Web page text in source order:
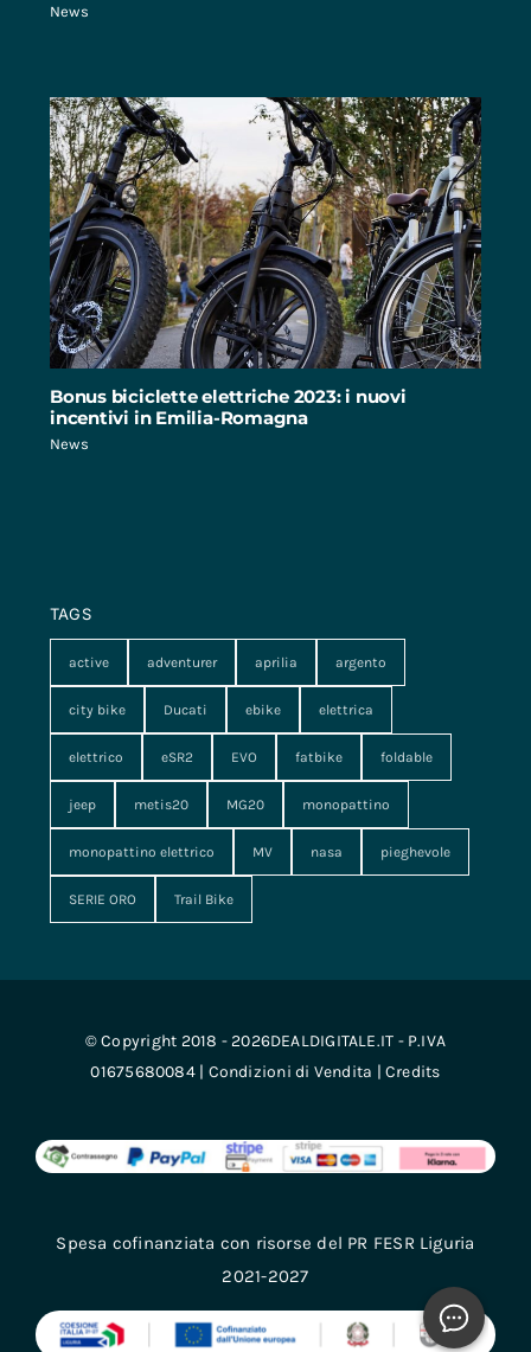
News
Bonus biciclette elettriche 2023: i nuovi
incentivi in Emilia-Romagna
News
TAGS
active adventurer aprilia argento
city bike Ducati ebike elettrica
elettrico eSR2 EVO fatbike foldable
jeep metis20 MG20 monopattino
monopattino elettrico MV nasa pieghevole
SERIE ORO Trail Bike
© Copyright 2018 - 2026DEALDIGITALE.IT - P.IVA
01675680084 | Condizioni di Vendita | Credits
Spesa cofinanziata con risorse del PR FESR Liguria
2021-2027